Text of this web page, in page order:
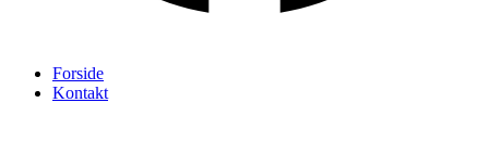
Forside
Kontakt